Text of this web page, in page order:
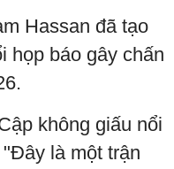
Hassan đã tạo
họp báo gây chấn
không giấu nổi
là một trận